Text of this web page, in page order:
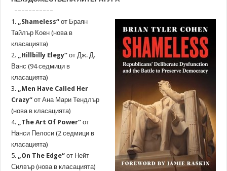
–––––––––––
1. „Shameless“ от Браян
Тайлър Коен (нова в
класацията)
2. „Hillbilly Elegy“ от Дж. Д.
Ванс (94 седмици в
класацията)
3. „Men Have Called Her
Crazy“ от Ана Мари Тендлър
(нова в класацията)
4. „The Art Of Power“ от
Нанси Пелоси (2 седмици в
класацията)
5. „On The Edge“ от Нейт
Силвър (нова в класацията)